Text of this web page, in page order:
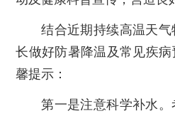
结合近期持续高温天
长做好防暑降温及常见疾
馨提示：
第一是注意科学补水